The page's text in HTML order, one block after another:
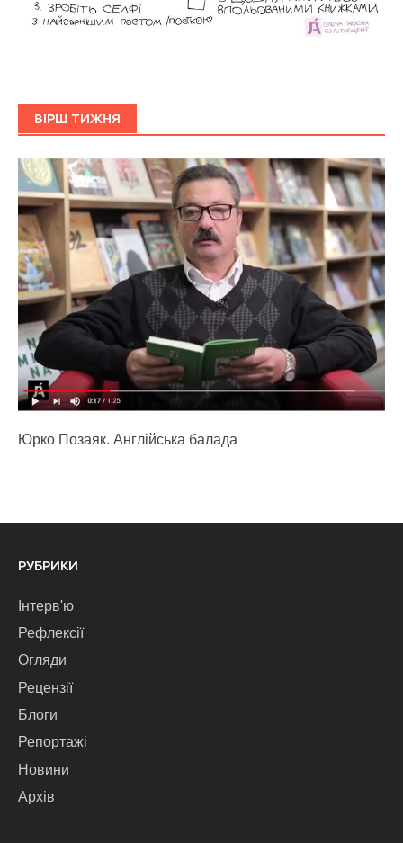
ВІРШ ТИЖНЯ
Юрко Позаяк. Англійська балада
РУБРИКИ
Інтерв'ю
Рефлексії
Огляди
Рецензії
Блоги
Репортажі
Новини
Архів